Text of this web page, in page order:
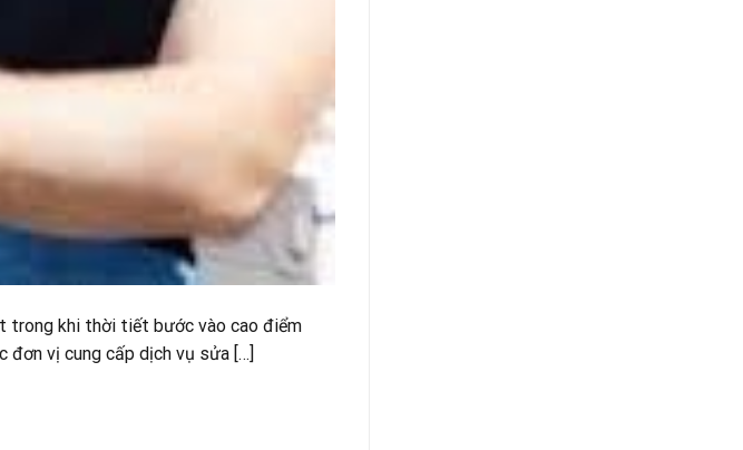
trong khi thời tiết bước vào cao điểm
đơn vị cung cấp dịch vụ sửa […]